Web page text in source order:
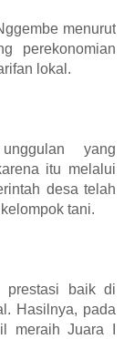
menurut
perekonomian
lokal.
yang
itu melalui
desa telah
tani.
prestasi baik di
Hasilnya, pada
meraih Juara I